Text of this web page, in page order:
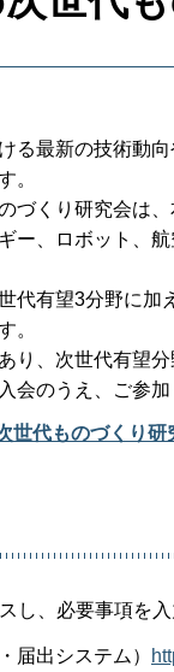
る最新の技術動
。
づくり研究会は
ー、ロボット、
代有望3分野に加
。
り、次世代有望
会のうえ、ご参加
世代ものづくり
し、必要事項を
届出システム）